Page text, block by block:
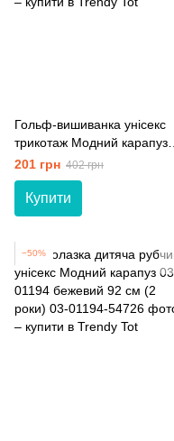
Гольф-вишиванка унісекс
трикотаж Модний карапуз
03-00677 білий 134 см (9
років)
201 грн 402 грн
Купити
−50%